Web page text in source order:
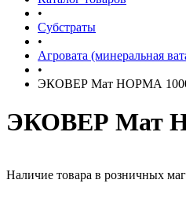
•
Субстраты
•
Агровата (минеральная
•
ЭКОВЕР Мат НОРМА
ЭКОВЕР Мат
Наличие товара в розничных